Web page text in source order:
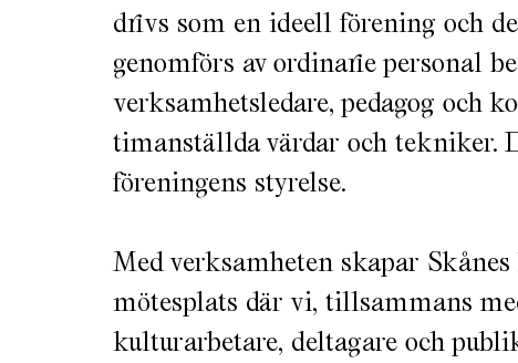
drivs som en ideell förening och
genomförs av ordinarie personal
verksamhetsledare, pedagog och
timanställda värdar och tekniker.
föreningens styrelse.
Med verksamheten skapar
mötesplats där vi, tillsammans
kulturarbetare, deltagare och